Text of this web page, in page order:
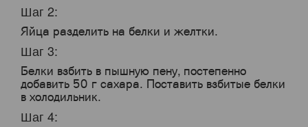
Шаг 2:
Яйца разделить на белки и желтки.
Шаг 3:
Белки взбить в пышную пену, постепенно
добавить 50 г сахара. Поставить взбитые белки
в холодильник.
Шаг 4: